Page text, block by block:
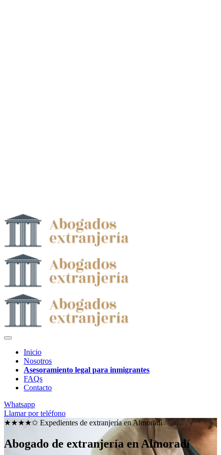
Inicio
Nosotros
Asesoramiento legal para inmigrantes
FAQs
Contacto
Whatsapp
Llamar por teléfono
★★★★✩ Expedientes de extranjería enAlmoradí
Abogado de extranjería en Almoradí